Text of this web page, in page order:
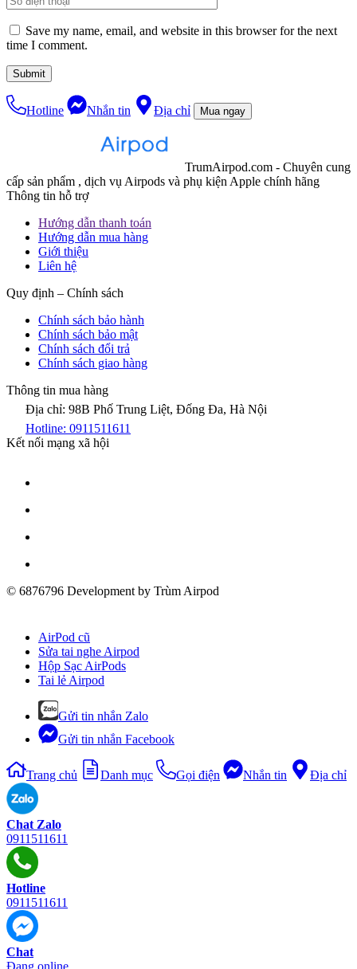
Save my name, email, and website in this browser for the next
time I comment.
Hotline Nhắn tin Địa chỉ Mua ngay
TrumAirpod.com - Chuyên cung
cấp sản phẩm , dịch vụ Airpods và phụ kiện Apple chính hãng
Thông tin hỗ trợ
Hướng dẫn thanh toán
Hướng dẫn mua hàng
Giới thiệu
Liên hệ
Quy định – Chính sách
Chính sách bảo hành
Chính sách bảo mật
Chính sách đổi trả
Chính sách giao hàng
Thông tin mua hàng
Địa chỉ: 98B Phố Trung Liệt, Đống Đa, Hà Nội
Hotline: 0911511611
Kết nối mạng xã hội
© 6876796 Development by Trùm Airpod
AirPod cũ
Sửa tai nghe Airpod
Hộp Sạc AirPods
Tai lẻ Airpod
Gửi tin nhắn Zalo
Gửi tin nhắn Facebook
Trang chủ Danh mục Gọi điện Nhắn tin Địa chỉ
Chat Zalo
0911511611
Hotline
0911511611
Chat
Đang online...